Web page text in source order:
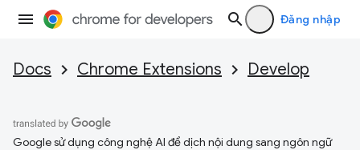
Đăng nhập
Docs Chrome Extensions Develop
Google sử dụng công nghệ AI để dịch nội dung sang ngôn ngữ